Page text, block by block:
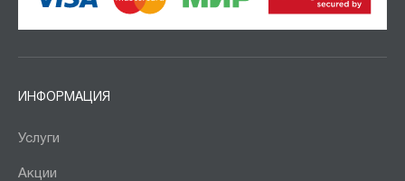
ИНФОРМАЦИЯ
Услуги
Акции